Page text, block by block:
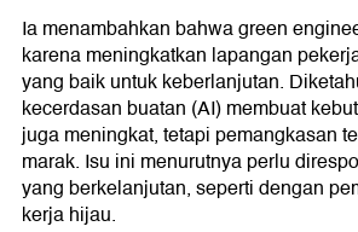
Ia menambahkan bahwa green
karena meningkatkan lapangan
yang baik untuk keberlanjutan.
kecerdasan buatan (AI) membuat
juga meningkat, tetapi pemangkasan
marak. Isu ini menurutnya perlu
yang berkelanjutan, seperti dengan
kerja hijau.